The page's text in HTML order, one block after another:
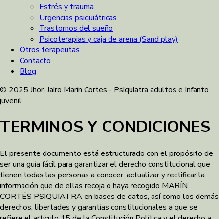
Estrés y trauma
Urgencias psiquiátricas
Trastornos del sueño
Psicoterapias y caja de arena (Sand play)
Otros terapeutas
Contacto
Blog
© 2025 Jhon Jairo Marín Cortes - Psiquiatra adultos e Infanto
juvenil
TERMINOS Y CONDICIONES
El presente documento está estructurado con el propósito de
ser una guía fácil para garantizar el derecho constitucional que
tienen todas las personas a conocer, actualizar y rectificar la
información que de ellas recoja o haya recogido MARÍN
CORTÉS PSIQUIATRA en bases de datos, así como los demás
derechos, libertades y garantías constitucionales a que se